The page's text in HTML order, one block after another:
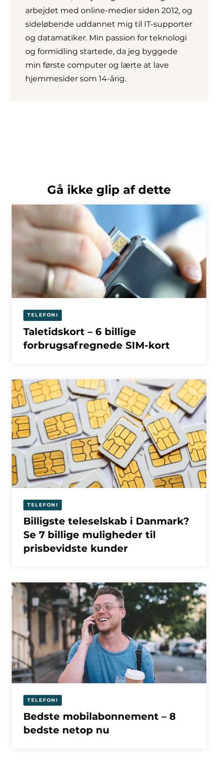
arbejdet med online-medier siden 2012, og
sideløbende uddannet mig til IT-supporter
og datamatiker. Min passion for teknologi
og formidling startede, da jeg byggede
min første computer og lærte at lave
hjemmesider som 14-årig.
Gå ikke glip af dette
TELEFONI
Taletidskort – 6 billige
forbrugsafregnede SIM-kort
TELEFONI
Billigste teleselskab i Danmark?
Se 7 billige muligheder til
prisbevidste kunder
TELEFONI
Bedste mobilabonnement – 8
bedste netop nu